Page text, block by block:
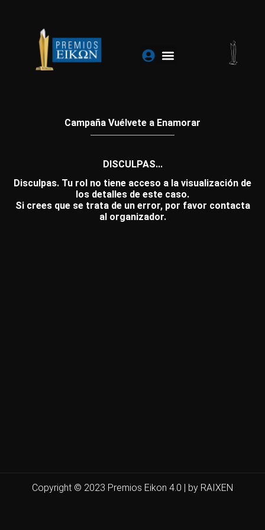
contenido
Campaña Vuélvete a Enamorar
DISCULPAS...
Disculpas. Tu rol no tiene acceso a la visualización de
los detalles de este caso.
Si crees que se trata de un error, por favor contacta
al organizador.
Copyright © 2023 Premios Eikon 4.0 | by RAIXEN